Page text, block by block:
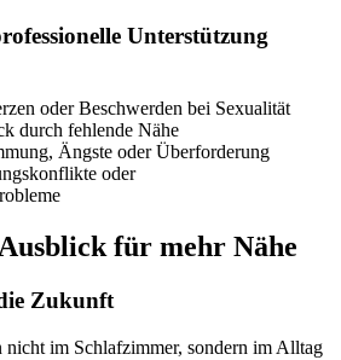
Unterstützung
oder Beschwerden bei Sexualität
durch fehlende Nähe
Ängste oder Überforderung
oder
für mehr Nähe
Zukunft
nicht im Schlafzimmer, sondern im Alltag